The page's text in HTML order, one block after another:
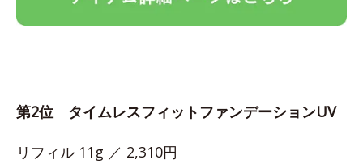
第2位 タイムレスフィットファンデーションUV
リフィル 11g ／ 2,310円